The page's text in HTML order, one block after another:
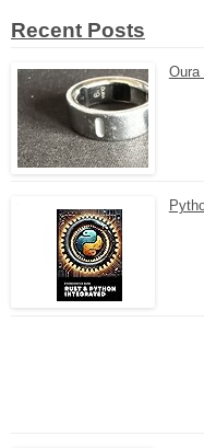
Recent Posts
Oura